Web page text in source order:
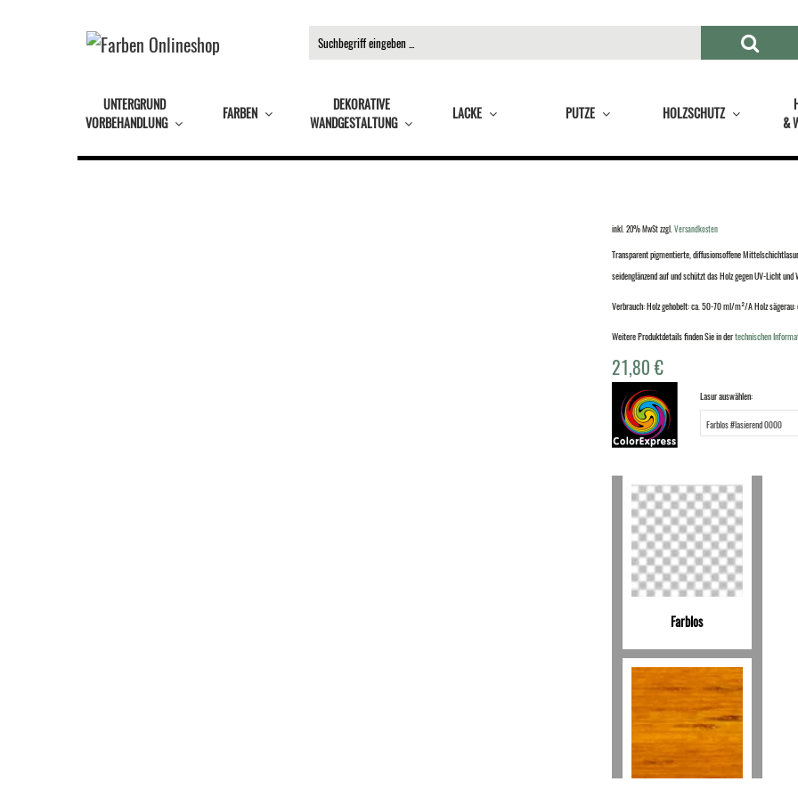
UNTERGRUND
VORBEHANDLUNG
FARBEN
DEKORATIVE
WANDGESTALTUNG
LACKE PUTZE HOLZSCHUTZ
&
inkl. 20% MwStzzgl.Versandkosten
Transparent pigmentierte, diffusionsoffene
seidenglänzend auf und schützt das Holz gegen UV-Licht
Verbrauch: Holz gehobelt: ca. 50-70 ml/m²/A Holz
Weitere Produktdetails finden Sie in dertechnischen
21,80€
Lasur auswählen:
Farblos